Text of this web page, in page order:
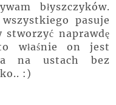
błyszczyków.
pasuje
stworzyć naprawdę
właśnie on jest
na ustach bez
:)